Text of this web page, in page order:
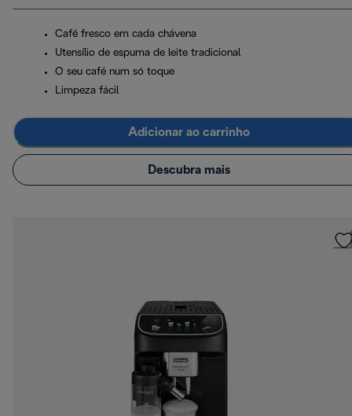
Café fresco em cada chávena
Utensílio de espuma de leite tradicional
O seu café num só toque
Limpeza fácil
Adicionar ao carrinho
Descubra mais